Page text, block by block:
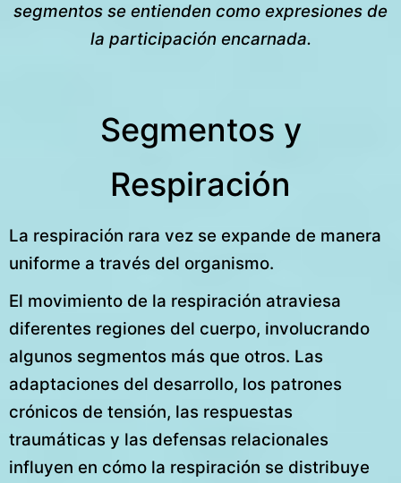
segmentos se entienden como expresiones de
la participación encarnada.
Segmentos y
Respiración
La respiración rara vez se expande de manera
uniforme a través del organismo.
El movimiento de la respiración atraviesa
diferentes regiones del cuerpo, involucrando
algunos segmentos más que otros. Las
adaptaciones del desarrollo, los patrones
crónicos de tensión, las respuestas
traumáticas y las defensas relacionales
influyen en cómo la respiración se distribuye